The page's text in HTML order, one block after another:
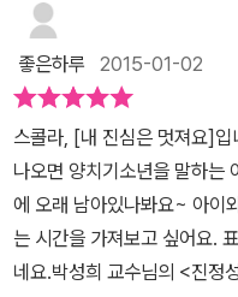
이 비교되면서 쉽게 와닿는
한 수단이 바로, 진심이의 존
하지만, 남에게도 진정성 있
삶을 살수 있지요.. 진정성이
떻게 결과차이가 있는지..알
리에 쏙쏙~ 들어오지요..^^
다..앞으로는 좀더 바르고 진
서는 마지막으로, 진정성 있
일이 있었는지 물어보자 양
이를 걱정하시고 똘똘이는
다.똘똘이는 동네사람들과 같
을 하고 양을 대신 보게끔 이
거-'양치기 대회'를 계기로 똘
로 진심을 다하는 어린이가
번쯤 생각을 집고 넘어갈 수
양들에 대화를 볼때마다 '진
좋은하루 2015-01-02
스콜라, [내 진심은 멋져요]
나오면 양치기소년을 말하는
에 오래 남아있나봐요~ 아이
는 시간을 가져보고 싶어요.
네요.박성희 교수님의 <진정